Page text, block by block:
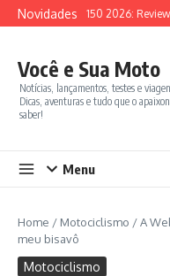
Ir para o conteúdo
Novidades
SYM ADX 150 2026: Review
Você e Sua Moto
Notícias, lançamentos, testes e
Dicas, aventuras e tudo que o
saber!
Menu
Home / Motociclismo /A
meu bisavô
Motociclismo